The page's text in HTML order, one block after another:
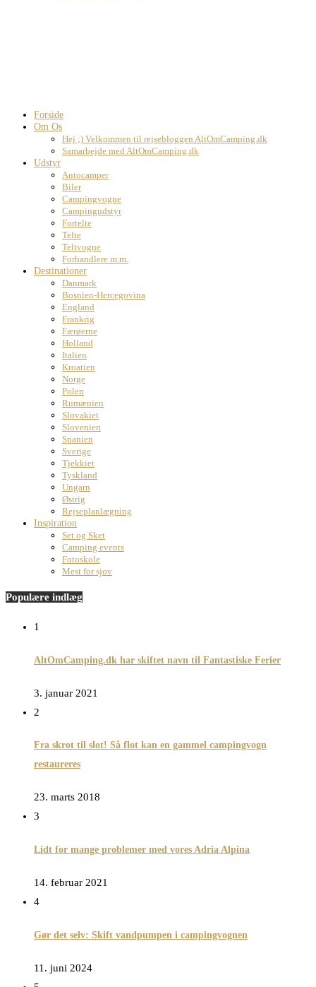
Forside
Om Os
Hej ;) Velkommen til rejsebloggen AltOmCamping.dk
Samarbejde med AltOmCamping.dk
Udstyr
Autocamper
Biler
Campingvogne
Campingudstyr
Fortelte
Telte
Teltvogne
Forhandlere m.m.
Destinationer
Danmark
Bosnien-Hercegovina
England
Frankrig
Færøerne
Holland
Italien
Kroatien
Norge
Polen
Rumænien
Slovakiet
Slovenien
Spanien
Sverige
Tjekkiet
Tyskland
Ungarn
Østrig
Rejseplanlægning
Inspiration
Set og Sket
Camping events
Fotoskole
Mest for sjov
Populære indlæg
1
AltOmCamping.dk har skiftet navn til Fantastiske Ferier
3. januar 2021
2
Fra skrot til slot! Så flot kan en gammel campingvogn
restaureres
23. marts 2018
3
Lidt for mange problemer med vores Adria Alpina
14. februar 2021
4
Gør det selv: Skift vandpumpen i campingvognen
11. juni 2024